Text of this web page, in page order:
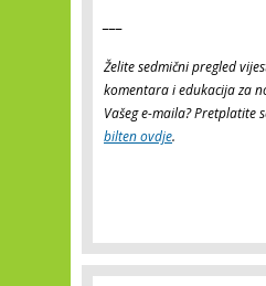
Želite sedmični pregled
komentara i edukacija za
Vašeg e-maila? Pretplatite
bilten ovdje.